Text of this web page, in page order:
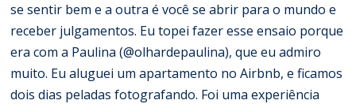
se sentir bem e a outra é você se abrir para o mundo e
receber julgamentos. Eu topei fazer esse ensaio porque
era com a Paulina (@olhardepaulina), que eu admiro
muito. Eu aluguei um apartamento no Airbnb, e ficamos
dois dias peladas fotografando. Foi uma experiência